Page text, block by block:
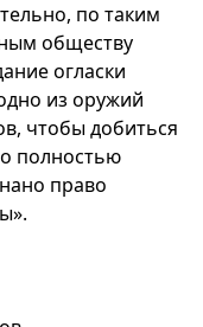
по таким
обществу
огласки
из оружий
чтобы добиться
полностью
право